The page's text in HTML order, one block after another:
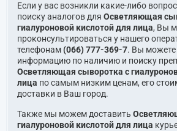
Если у вас возникли какие-либо
поиску аналогов для Осветляющая
гиалуроновой кислотой для лица, Вы
проконсультироваться у нашего
телефонам (066) 777-369-7. Вы можете
информацию по наличию и поиску
Осветляющая сыворотка с
лица по самым низким ценам, его
доставки в Ваш город.
Также мы можем доставить
гиалуроновой кислотой для лица